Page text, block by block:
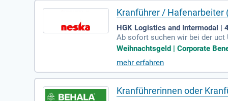
Kranführer / Hafenarbeiter
HGK Logistics and Intermodal |
Ab sofort suchen wir bei der uct
e umfasst die Be- und
d Reachstackern. Eine
chtdienst. Bewerben Sie sich
Weihnachtsgeld | Corporate
mehr erfahren
Kranführerinnen oder